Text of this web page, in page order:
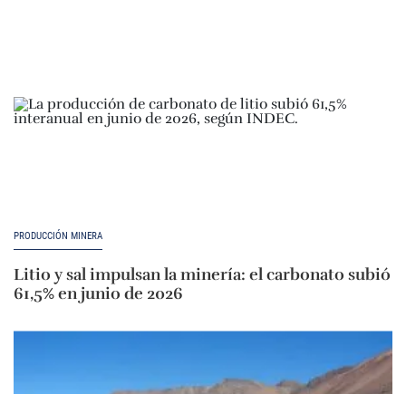
PRODUCCIÓN MINERA
Litio y sal impulsan la minería: el carbonato subió
61,5% en junio de 2026